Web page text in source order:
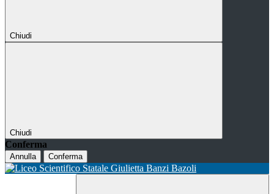
Chiudi
Chiudi
Conferma
Annulla Conferma